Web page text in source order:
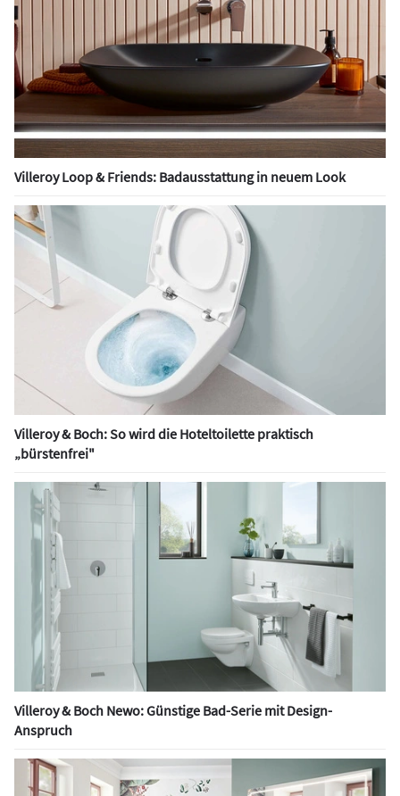
Villeroy Loop & Friends: Badausstattung in neuem Look
Villeroy & Boch: So wird die Hoteltoilette praktisch
„bürstenfrei"
Villeroy & Boch Newo: Günstige Bad-Serie mit Design-
Anspruch